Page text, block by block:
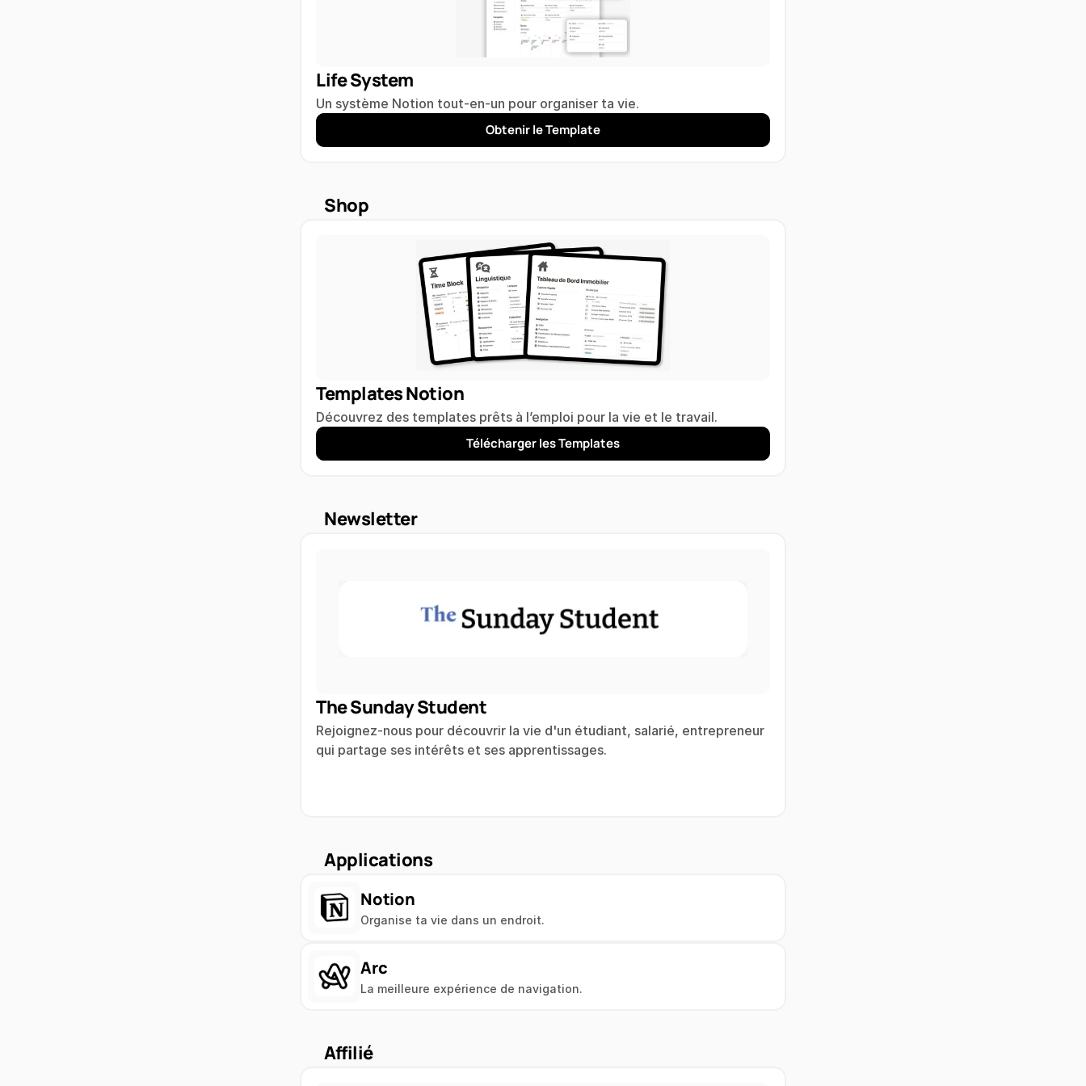
Life System
Un système Notion tout-en-un pour organiser ta vie.
Obtenir le Template
Shop
Templates Notion
Découvrez des templates prêts à l’emploi pour la vie et le travail.
Télécharger les Templates
Newsletter
The Sunday Student
Rejoignez-nous pour découvrir la vie d'un étudiant, salarié, entrepreneur
qui partage ses intérêts et ses apprentissages.
Applications
Notion
Organise ta vie dans un endroit.
Arc
La meilleure expérience de navigation.
Affilié